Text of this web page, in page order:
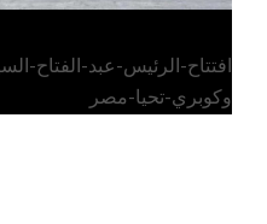
افتتاح-الرئيس-عبد-الفتاح-
وكوبري-تحيا-مصر